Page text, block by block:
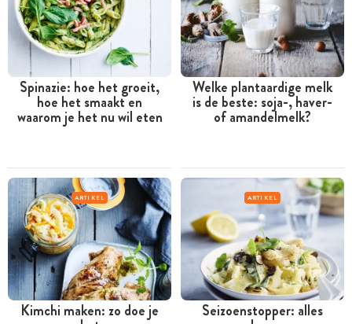
Spinazie: hoe het groeit,
hoe het smaakt en
waarom je het nu wil eten
Welke plantaardige melk
is de beste: soja-, haver-
of amandelmelk?
ARTIKEL
Kimchi maken: zo doe je
ARTIKEL
Seizoenstopper: alles